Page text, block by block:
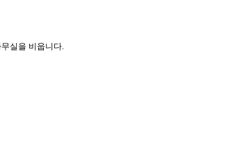
실을 비웁니다.